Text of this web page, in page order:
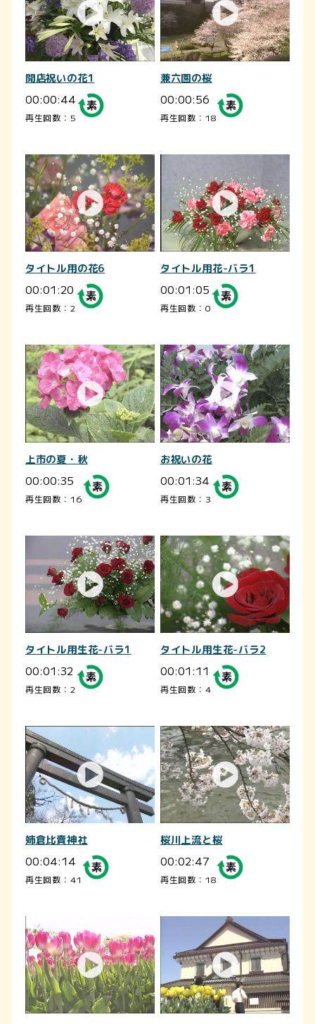
開店祝いの花1
00:00:44
再生回数：5
兼六園の桜
00:00:56
再生回数：18
タイトル用の花6
00:01:20
再生回数：2
タイトル用花-バラ1
00:01:05
再生回数：0
上市の夏・秋
00:00:35
再生回数：16
お祝いの花
00:01:34
再生回数：3
タイトル用生花-バラ1
00:01:32
再生回数：2
タイトル用生花-バラ2
00:01:11
再生回数：4
姉倉比賣神社
00:04:14
再生回数：41
桜川上流と桜
00:02:47
再生回数：18